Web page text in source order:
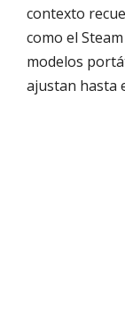
contexto
como el
modelos
ajustan hasta